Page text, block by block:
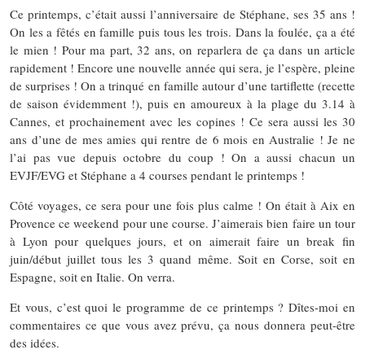
Ce printemps, c’était aussi l’anniversaire de Stéphane, ses 35 ans !
On les a fêtés en famille puis tous les trois. Dans la foulée, ça a été
le mien ! Pour ma part, 32 ans, on reparlera de ça dans un article
rapidement ! Encore une nouvelle année qui sera, je l’espère, pleine
de surprises ! On a trinqué en famille autour d’une tartiflette (recette
de saison évidemment !), puis en amoureux à la plage du 3.14 à
Cannes, et prochainement avec les copines ! Ce sera aussi les 30
ans d’une de mes amies qui rentre de 6 mois en Australie ! Je ne
l’ai pas vue depuis octobre du coup ! On a aussi chacun un
EVJF/EVG et Stéphane a 4 courses pendant le printemps !
Côté voyages, ce sera pour une fois plus calme ! On était à Aix en
Provence ce weekend pour une course. J’aimerais bien faire un tour
à Lyon pour quelques jours, et on aimerait faire un break fin
juin/début juillet tous les 3 quand même. Soit en Corse, soit en
Espagne, soit en Italie. On verra.
Et vous, c’est quoi le programme de ce printemps ? Dîtes-moi en
commentaires ce que vous avez prévu, ça nous donnera peut-être
des idées.